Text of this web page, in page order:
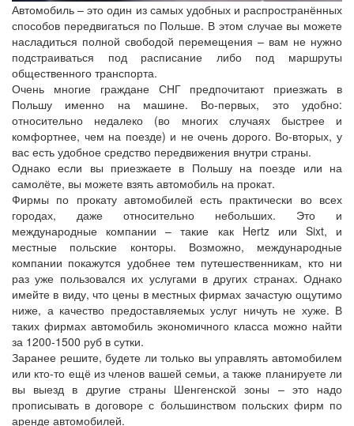
Автомобиль – это один из самых удобных и распространённых
способов передвигаться по Польше. В этом случае вы можете
насладиться полной свободой перемещения – вам не нужно
подстраиваться под расписание либо под маршруты
общественного транспорта.
Очень многие граждане СНГ предпочитают приезжать в
Польшу именно на машине. Во-первых, это удобно:
относительно недалеко (во многих случаях быстрее и
комфортнее, чем на поезде) и не очень дорого. Во-вторых, у
вас есть удобное средство передвижения внутри страны.
Однако если вы приезжаете в Польшу на поезде или на
самолёте, вы можете взять автомобиль на прокат.
Фирмы по прокату автомобилей есть практически во всех
городах, даже относительно небольших. Это и
международные компании – такие как Hertz или Sixt, и
местные польские конторы. Возможно, международные
компании покажутся удобнее тем путешественникам, кто ни
раз уже пользовался их услугами в других странах. Однако
имейте в виду, что цены в местных фирмах зачастую ощутимо
ниже, а качество предоставляемых услуг ничуть не хуже. В
таких фирмах автомобиль экономичного класса можно найти
за 1200-1500 руб в сутки.
Заранее решите, будете ли только вы управлять автомобилем
или кто-то ещё из членов вашей семьи, а также планируете ли
вы выезд в другие страны Шенгенской зоны – это надо
прописывать в договоре с большинством польских фирм по
аренде автомобилей.